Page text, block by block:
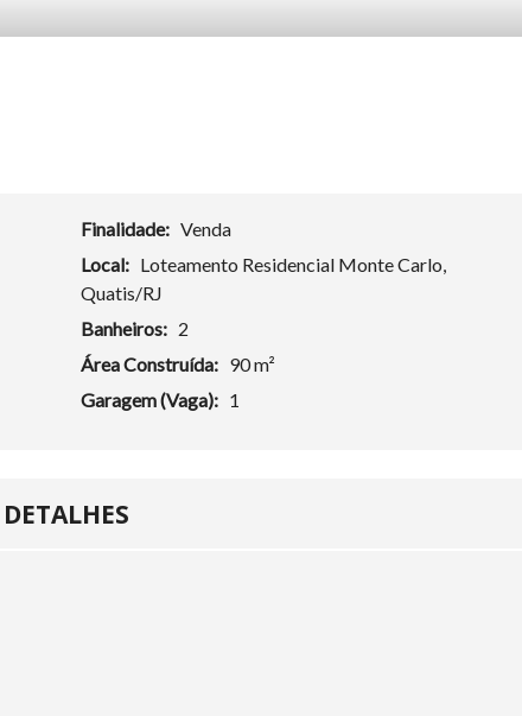
Finalidade: Venda
Local: Loteamento Residencial Monte Carlo,
Quatis/RJ
Banheiros: 2
Área Construída: 90 m²
Garagem (Vaga): 1
DETALHES